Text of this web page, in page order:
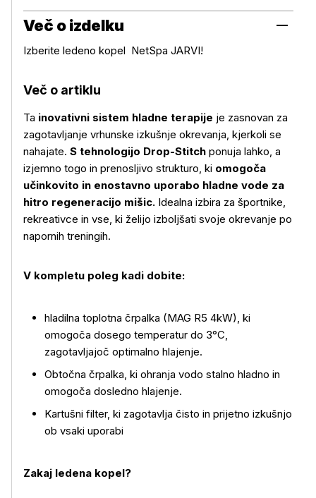
Več o izdelku
Več o izdelku
Izberite ledeno kopel NetSpa JARVI!
Več o artiklu
Ta inovativni sistem hladne terapije je zasnovan za
zagotavljanje vrhunske izkušnje okrevanja, kjerkoli se
nahajate. S tehnologijo Drop-Stitch ponuja lahko, a
izjemno togo in prenosljivo strukturo, ki omogoča
učinkovito in enostavno uporabo hladne vode za
hitro regeneracijo mišic. Idealna izbira za športnike,
rekreativce in vse, ki želijo izboljšati svoje okrevanje po
napornih treningih.
V kompletu poleg kadi dobite:
hladilna toplotna črpalka (MAG R5 4kW), ki
omogoča dosego temperatur do 3°C,
zagotavljajoč optimalno hlajenje.
Obtočna črpalka, ki ohranja vodo stalno hladno in
omogoča dosledno hlajenje.
Kartušni filter, ki zagotavlja čisto in prijetno izkušnjo
ob vsaki uporabi
Zakaj ledena kopel?